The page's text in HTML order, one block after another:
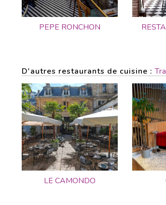
PEPE RONCHON
D'autres restaurants de cuisine :
LE CAMONDO